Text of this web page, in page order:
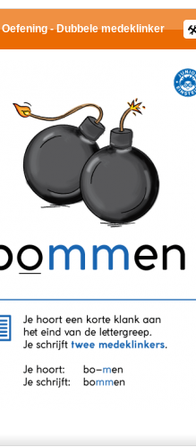
Oefening - Dubbele medeklinker